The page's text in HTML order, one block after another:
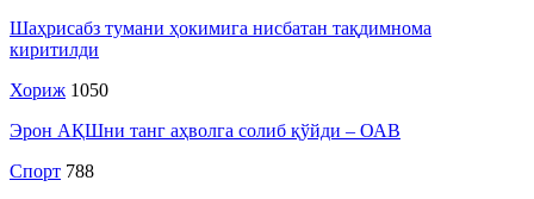
Шаҳрисабз тумани ҳокимига нисбатан тақдимнома
киритилди
Хориж 1050
Эрон АҚШни танг аҳволга солиб қўйди – ОАВ
Спорт 788